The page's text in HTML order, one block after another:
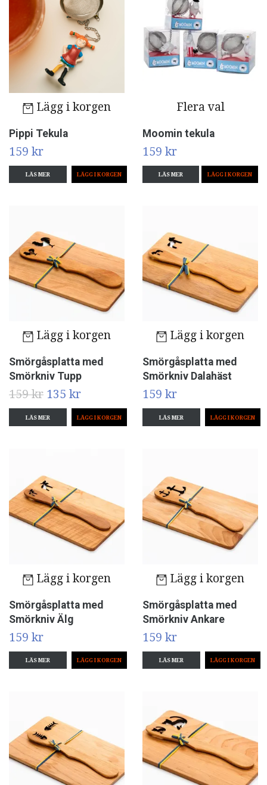
Lägg i korgen
Pippi Tekula
159 kr
LÄS MER
Flera val
Moomin tekula
159 kr
LÄS MER LÄGG I KORGEN
Lägg i korgen
Smörgåsplatta med
Smörkniv Tupp
159 kr 135 kr
LÄS MER
Lägg i korgen
Smörgåsplatta med
Smörkniv Dalahäst
159 kr
LÄS MER
Lägg i korgen
Smörgåsplatta med
Smörkniv Älg
159 kr
LÄS MER
Lägg i korgen
Smörgåsplatta med
Smörkniv Ankare
159 kr
LÄS MER